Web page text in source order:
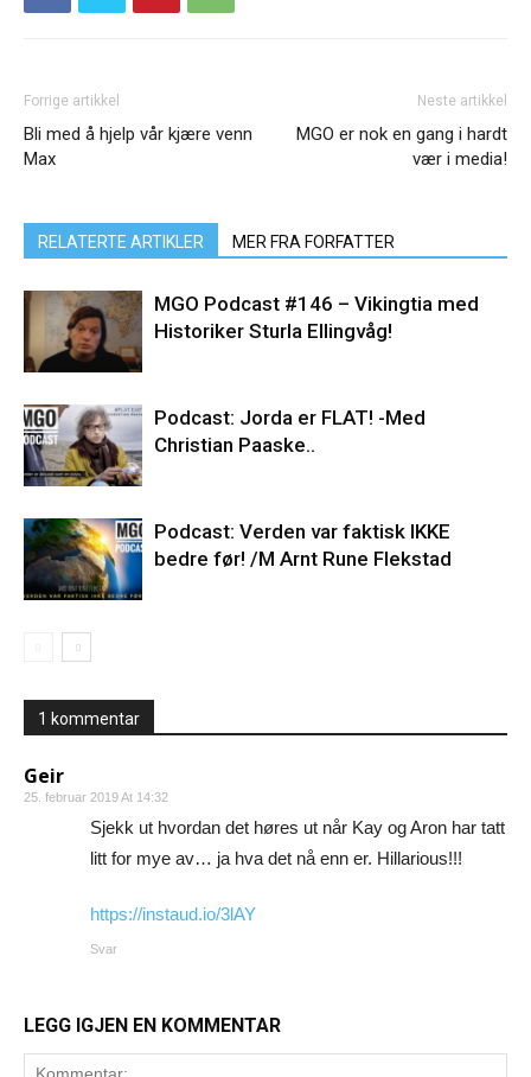
Forrige artikkel
Bli med å hjelp vår kjære venn
Max
Neste artikkel
MGO er nok en gang i hardt
vær i media!
RELATERTE ARTIKLER MER FRA FORFATTER
MGO Podcast #146 – Vikingtia med
Historiker Sturla Ellingvåg!
Podcast: Jorda er FLAT! -Med
Christian Paaske..
Podcast: Verden var faktisk IKKE
bedre før! /M Arnt Rune Flekstad
1 kommentar
Geir
25. februar 2019 At 14:32
Sjekk ut hvordan det høres ut når Kay og Aron har tatt
litt for mye av… ja hva det nå enn er. Hillarious!!!
https://instaud.io/3lAY
Svar
LEGG IGJEN EN KOMMENTAR